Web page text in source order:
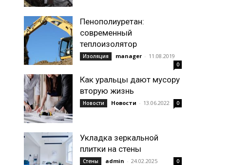
Пенополиуретан:
современный
теплоизолятор
Изоляция manager - 11.08.2019
0
Как уральцы дают мусору
вторую жизнь
Новости Новости - 13.06.2022 0
Укладка зеркальной
плитки на стены
Стены admin - 24.02.2025 0